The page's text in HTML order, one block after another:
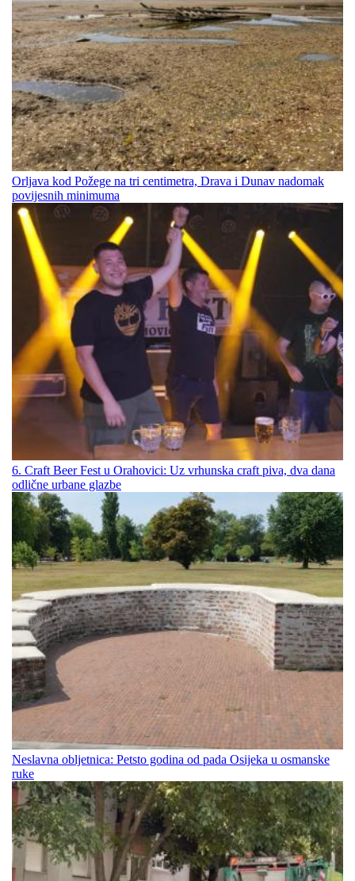
Orljava kod Požege na tri centimetra, Drava i Dunav nadomak
povijesnih minimuma
6. Craft Beer Fest u Orahovici: Uz vrhunska craft piva, dva dana
odlične urbane glazbe
Neslavna obljetnica: Petsto godina od pada Osijeka u osmanske
ruke